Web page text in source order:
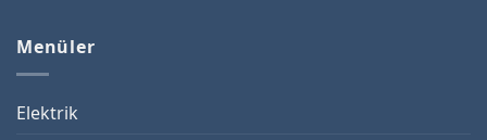
Menüler
Elektrik